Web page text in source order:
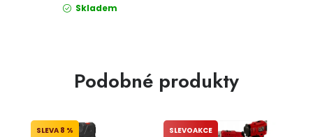
Skladem
Podobné produkty
8 % SLEVOAKCE